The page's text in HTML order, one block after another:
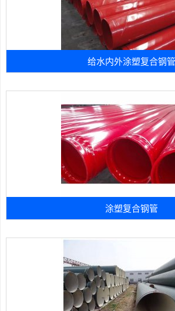
给水内外涂塑复合钢管
涂塑复合钢管